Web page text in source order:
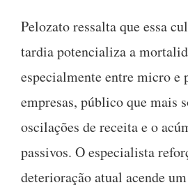
Pelozato ressalta que essa
tardia potencializa a
especialmente entre micro e
empresas, público que mais
oscilações de receita e o
passivos. O especialista
deterioração atual acende